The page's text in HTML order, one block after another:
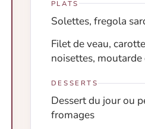
PLATS
Solettes, fregola
Filet de veau,
noisettes, moutarde
DESSERTS
Dessert du jour ou
fromages